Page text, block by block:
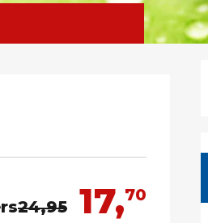
17,70
24,95